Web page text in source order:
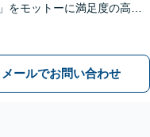
をモットーに満足度の高い
／離婚／交通事故など幅広
間・休日面談可】【刈谷駅3
メールでお問い合わせ